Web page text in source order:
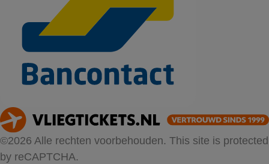
©2026 Alle rechten voorbehouden. This site is protected
by reCAPTCHA.